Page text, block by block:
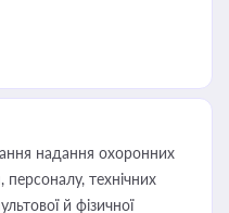
надання охоронних
персоналу, технічних
й фізичної